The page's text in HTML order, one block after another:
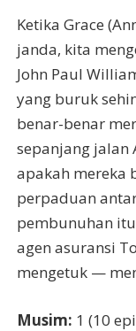
Ketika Grace
janda, kita
John Paul
yang buruk
benar-benar
sepanjang jalan
apakah mereka
perpaduan
pembunuhan
agen asuransi
mengetuk —
Musim: 1 (10